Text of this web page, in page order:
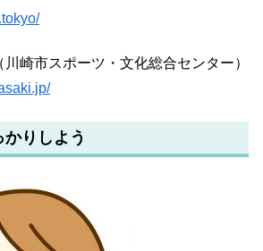
崎市スポーツ・文化総合センター）
りしよう